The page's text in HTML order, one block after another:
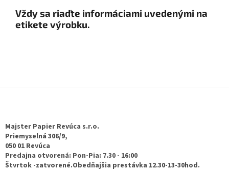
Vždy sa riaďte informáciami uvedenými na
etikete výrobku.
Majster Papier Revúca s.r.o.
Priemyselná 306/9,
050 01 Revúca
Predajna otvorená: Pon-Pia: 7.30 - 16:00
Štvrtok -zatvorené.Obedňajšia prestávka 12.30-13-30hod.